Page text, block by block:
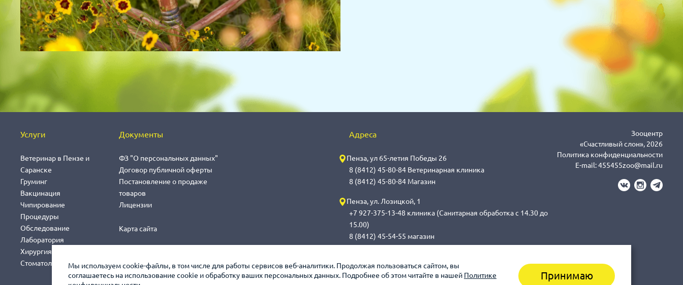
Мы используем cookie-файлы, в том числе для работы сервисов веб-аналитики. Продолжая пользоваться сайтом, вы
соглашаетесь на использование cookie и обработку ваших персональных данных. Подробнее об этом читайте в нашей Политике
Принимаю
Услуги
Ветеринар в Пензе и
Саранске
Груминг
Вакцинация
Чипирование
Процедуры
Обследование
Лаборатория
Хирургия
Стоматология
Документы
ФЗ "О персональных данных"
Договор публичной оферты
Постановление о продаже
товаров
Лицензии
Карта сайта
Адреса
Пенза, ул 65-летия Победы 26
8 (8412) 45-80-84 Ветеринарная клиника
8 (8412) 45-80-84 Магазин
Пенза, ул. Лозицкой, 1
+7 927-375-13-48 клиника (Санитарная обработка с 14.30 до
15.00)
8 (8412) 45-54-55 магазин
8 (8342) 314-341, сот 8(9648) 53-43-41 клиника (Санитарная
обработка с 14.00 до 14.30)
Зооцентр
«Счастливый слон», 2026
Политика конфиденциальности
E-mail:455455zoo@mail.ru